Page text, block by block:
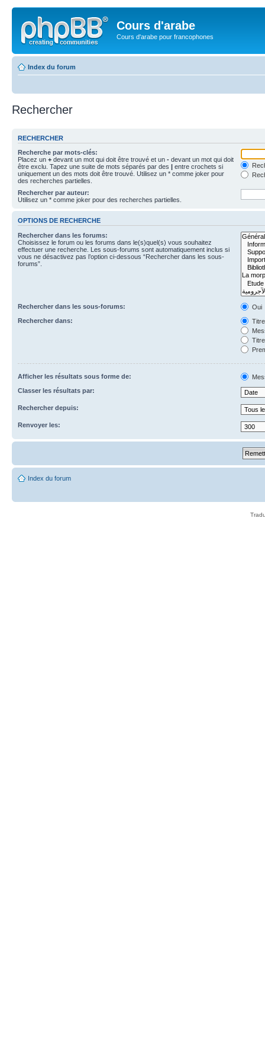
Cours d'arabe
Cours d'arabe pour francophones
Index du forum
Rechercher
RECHERCHER
Recherche par mots-clés:
Placez un + devant un mot qui doit être trouvé et un - devant un mot qui doit
être exclu. Tapez une suite de mots séparés par des | entre crochets si
uniquement un des mots doit être trouvé. Utilisez un * comme joker pour
des recherches partielles.
Rechercher par auteur:
Utilisez un * comme joker pour des recherches partielles.
OPTIONS DE RECHERCHE
Rechercher dans les forums:
Choisissez le forum ou les forums dans le(s)quel(s) vous souhaitez
effectuer une recherche. Les sous-forums sont automatiquement inclus si
vous ne désactivez pas l’option ci-dessous “Rechercher dans les sous-
forums”.
Rechercher dans les sous-forums:
Oui
Rechercher dans:
Afficher les résultats sous forme de:
Classer les résultats par:
Rechercher depuis:
Renvoyer les:
Index du forum